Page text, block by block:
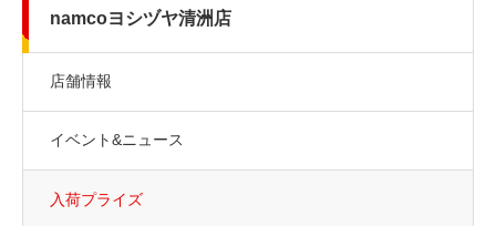
namcoヨシヅヤ清洲店
店舗情報
イベント&ニュース
入荷プライズ